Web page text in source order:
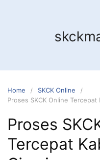
Home
SKCK Online
Proses SKCK Online Tercepat
Proses
Tercepat